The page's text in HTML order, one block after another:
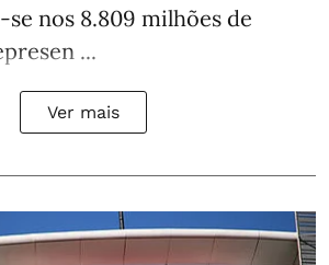
nos 8.809 milhões de
...
Ver mais